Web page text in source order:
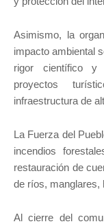
Asimismo, la
impacto ambiental
rigor científico y
proyectos
infraestructura de
La Fuerza del
incendios
restauración de
de ríos, manglares,
Al cierre del